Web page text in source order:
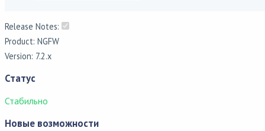
Release Notes:
Product: NGFW
Version: 7.2.x
Статус
Стабильно
Новые возможности